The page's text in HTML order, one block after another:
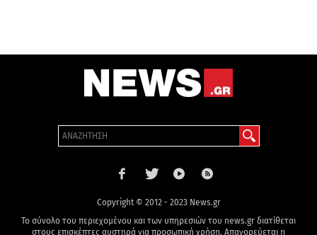
Copyright © 2012 - 2023 News.gr
Το σύνολο του περιεχομένου και των υπηρεσιών του news.gr διατίθεται
στους επισκέπτες αυστηρά για προσωπική χρήση. Απαγορεύεται η